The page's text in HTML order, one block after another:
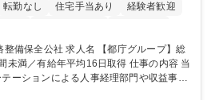
転勤なし 住宅手当あり
経験者歓迎
り 食事補助あり
【都庁グループ】総
給年平均16日取得 仕事の内容 当
ーションによる人事経理部門や収益事業
部署での業務をお任せいたします。研修